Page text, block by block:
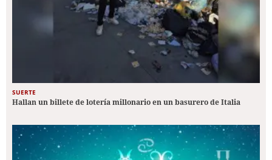
SUERTE
Hallan un billete de lotería millonario en un basurero de Italia